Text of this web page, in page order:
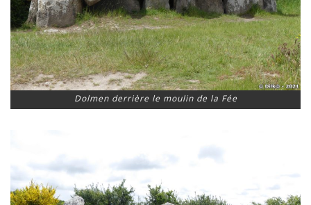
Dolmen derrière le moulin de la Fée